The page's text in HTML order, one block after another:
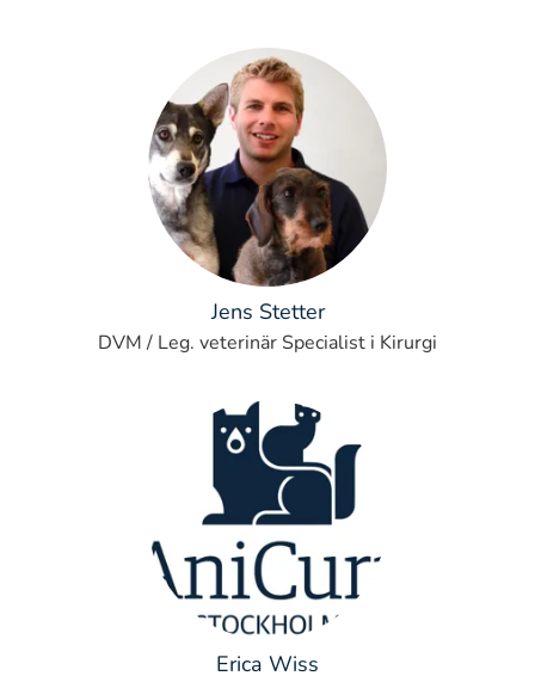
Jens Stetter
DVM / Leg. veterinär Specialist i Kirurgi
Erica Wiss